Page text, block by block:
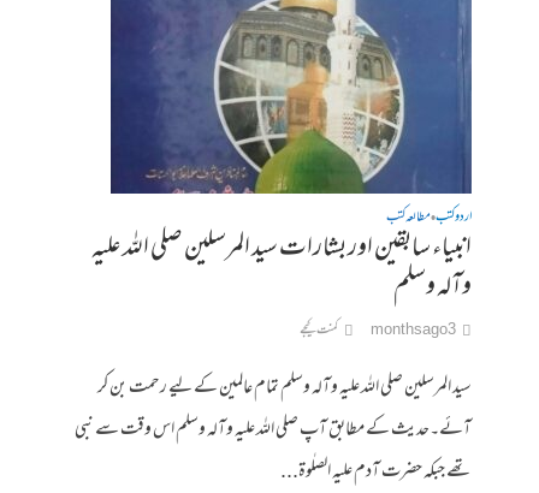
اردو کتب•مطالعہ کتب
انبیاء سابقین اور بشارات سید المرسلین صلی اللہ علیہ
وآلہ وسلم
3 months ago کمنت کیجے
سید المرسلین صلی اللہ علیہ وآلہ وسلم تمام عالمین کے لیے رحمت بن کر
آئے۔حدیث کے مطابق آپ صلی اللہ علیہ وآلہ وسلم اس وقت سے نبی
تھے جبکہ حضرت آدم علیہ الصلٰوۃ...